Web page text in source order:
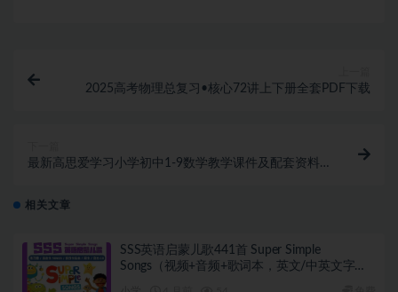
2025高考物理总复习•核心72讲上下册全套PDF下载
最新高思爱学习小学初中1-9数学教学课件及配套资料
相关文章
SSS英语启蒙儿歌441首 Super Simple
Songs（视频+音频+歌词本，英文/中英文字